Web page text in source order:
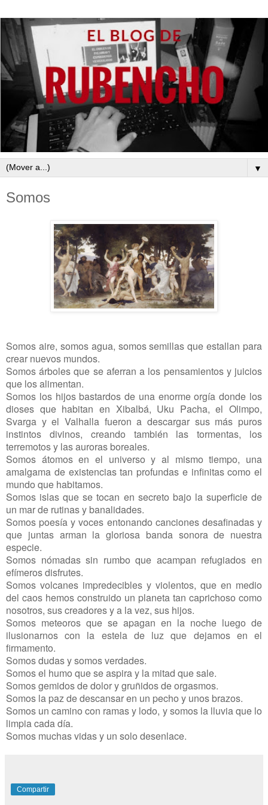
▼
Somos
Somos aire, somos agua, somos semillas que estallan para
crear nuevos mundos.
Somos árboles que se aferran a los pensamientos y juicios
que los alimentan.
Somos los hijos bastardos de una enorme orgía donde los
dioses que habitan en Xibalbá, Uku Pacha, el Olimpo,
Svarga y el Valhalla fueron a descargar sus más puros
instintos divinos, creando también las tormentas, los
terremotos y las auroras boreales.
Somos átomos en el universo y al mismo tiempo, una
amalgama de existencias tan profundas e infinitas como el
mundo que habitamos.
Somos islas que se tocan en secreto bajo la superficie de
un mar de rutinas y banalidades.
Somos poesía y voces entonando canciones desafinadas y
que juntas arman la gloriosa banda sonora de nuestra
especie.
Somos nómadas sin rumbo que acampan refugiados en
efímeros disfrutes.
Somos volcanes impredecibles y violentos, que en medio
del caos hemos construido un planeta tan caprichoso como
nosotros, sus creadores y a la vez, sus hijos.
Somos meteoros que se apagan en la noche luego de
ilusionarnos con la estela de luz que dejamos en el
firmamento.
Somos dudas y somos verdades.
Somos el humo que se aspira y la mitad que sale.
Somos gemidos de dolor y gruñidos de orgasmos.
Somos la paz de descansar en un pecho y unos brazos.
Somos un camino con ramas y lodo, y somos la lluvia que lo
limpia cada día.
Somos muchas vidas y un solo desenlace.
Compartir